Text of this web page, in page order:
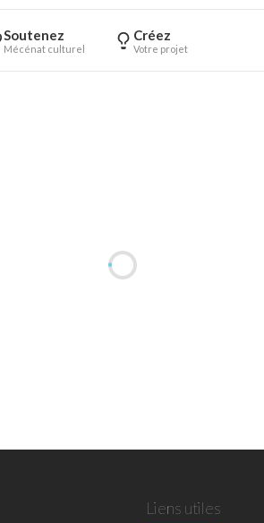
Soutenez
Mécénat culturel
Créez
Votre projet
Liens utiles